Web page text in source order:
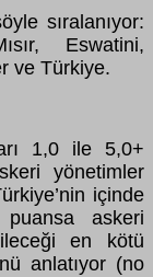
sıralanıyor:
Eswatini,
ve Türkiye.
1,0 ile 5,0+
yönetimler
içinde
askeri
en kötü
anlatıyor (no